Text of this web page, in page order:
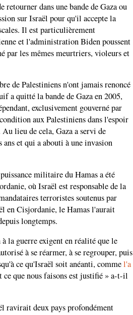
dans une bande de Gaza ou
sur Israël pour qu'il accepte la
Il est particulièrement
et l'administration Biden poussent
par les mêmes meurtriers, violeurs et
de Palestiniens n'ont jamais renoncé
a quitté la bande de Gaza en 2005,
exclusivement gouverné par
aux Palestiniens dans l'espoir
lieu de cela, Gaza a servi de
et qui a abouti à une invasion
militaire du Hamas a été
où Israël est responsable de la
terroristes soutenus par
en Cisjordanie, le Hamas l'aurait
longtemps.
la guerre exigent en réalité que le
à se réarmer, à se regrouper, puis
ce qu'Israël soit anéanti, commel'a
ce que nous faisons est justifié » a-t-il
ravirait deux pays profondément